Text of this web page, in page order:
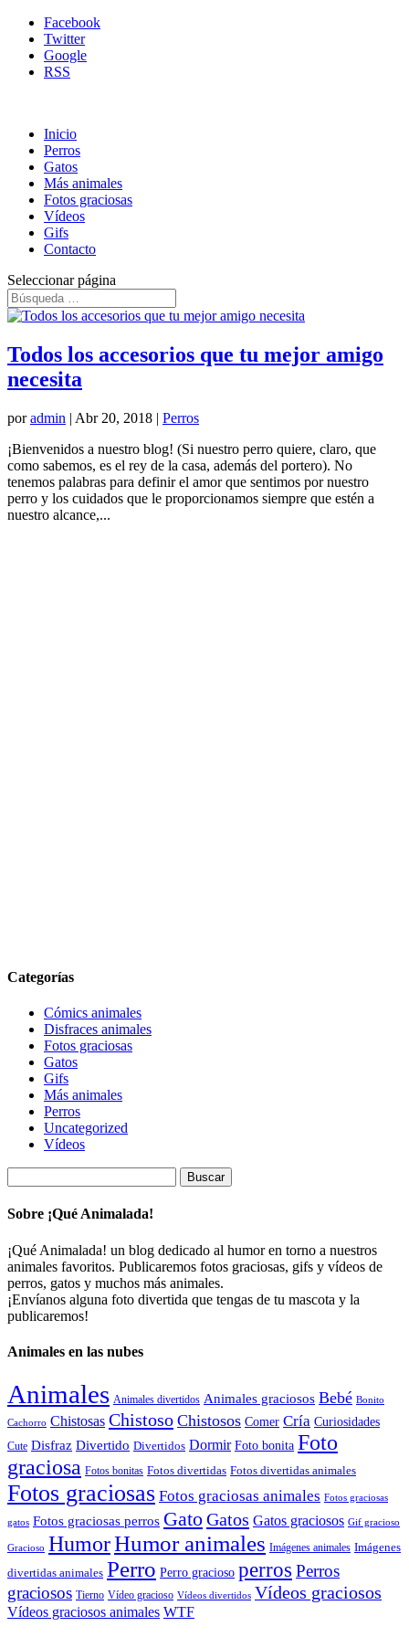
Facebook
Twitter
Google
RSS
Inicio
Perros
Gatos
Más animales
Fotos graciosas
Vídeos
Gifs
Contacto
Seleccionar página
Todos los accesorios que tu mejor amigo
necesita
poradmin | Abr 20, 2018 | Perros
¡Bienvenidos a nuestro blog! (Si nuestro perro quiere, claro, que
como sabemos, es el rey de la casa, además del portero). No
tenemos palabras para definir el amor que sentimos por nuestro
perro y los cuidados que le proporcionamos siempre que estén a
nuestro alcance,...
Categorías
Cómics animales
Disfraces animales
Fotos graciosas
Gatos
Gifs
Más animales
Perros
Uncategorized
Vídeos
Sobre ¡Qué Animalada!
¡Qué Animalada! un blog dedicado al humor en torno a nuestros
animales favoritos. Publicaremos fotos graciosas, gifs y vídeos de
perros, gatos y muchos más animales.
¡Envíanos alguna foto divertida que tengas de tu mascota y la
publicaremos!
Animales en las nubes
Animales Animales divertidos Animales graciosos Bebé Bonito
Cachorro Chistosas Chistoso Chistosos Comer Cría Curiosidades
Cute Disfraz Divertido Divertidos Dormir Foto bonita Foto
graciosa Fotos bonitas Fotos divertidas Fotos divertidas animales
Fotos graciosas Fotos graciosas animales Fotos graciosas
gatos Fotos graciosas perros GatoGatos Gatos graciosos Gif gracioso
Gracioso HumorHumor animales Imágenes animales Imágenes
divertidas animales Perro Perro gracioso perros Perros
graciosos Tierno Vídeo gracioso Vídeos divertidos Vídeos graciosos
Vídeos graciosos animales WTF